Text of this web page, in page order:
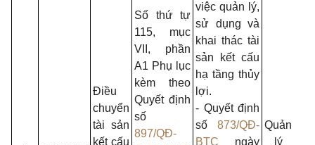
Điều
chuyển
tài sản
kết cấu
Số thứ tự
115, mục
VII, phần
A1 Phụ lục
kèm theo
Quyết định
số
897/QĐ-
việc quản lý,
sử dụng và
khai thác tài
sản kết cấu
hạ tầng thủy
lợi.
- Quyết định
số 873/QĐ-
BTC ngày
Quản
lý